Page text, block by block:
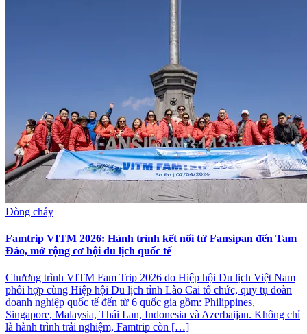
Dòng chảy
Famtrip VITM 2026: Hành trình kết nối từ Fansipan đến Tam
Đảo, mở rộng cơ hội du lịch quốc tế
Chương trình VITM Fam Trip 2026 do Hiệp hội Du lịch Việt Nam
phối hợp cùng Hiệp hội Du lịch tỉnh Lào Cai tổ chức, quy tụ đoàn
doanh nghiệp quốc tế đến từ 6 quốc gia gồm: Philippines,
Singapore, Malaysia, Thái Lan, Indonesia và Azerbaijan. Không chỉ
là hành trình trải nghiệm, Famtrip còn […]